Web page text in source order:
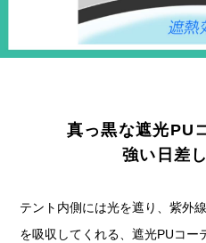
真っ黒な遮光PU
強い日差
テント内側には光を遮り、紫外
を吸収してくれる、遮光PUコー